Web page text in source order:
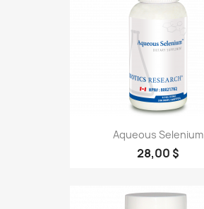
Aqueous Selenium
28,00 $